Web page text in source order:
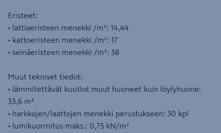
Eristeet:
• lattiaeristeen menekki /m²: 14,44
• kattoeristeen menekki /m²: 17
• seinäeristeen menekki /m²: 38
Muut tekniset tiedot:
• lämmitettävät kuutiot muut huoneet kuin löylyhuone:
33,6 m³
• harkkojen/laattojen menekki perustukseen: 30 kpl
• lumikuormitus maks.: 0,75 kN/m²